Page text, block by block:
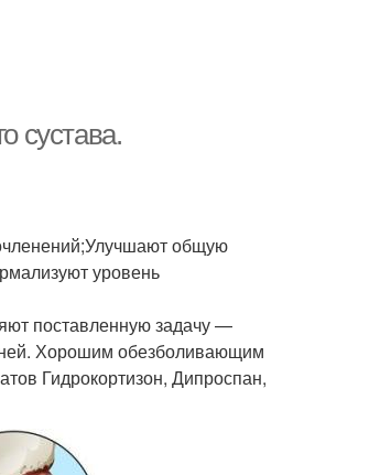
сустава.
общую
уровень
поставленную задачу —
Хорошим обезболивающим
Гидрокортизон, Дипроспан,